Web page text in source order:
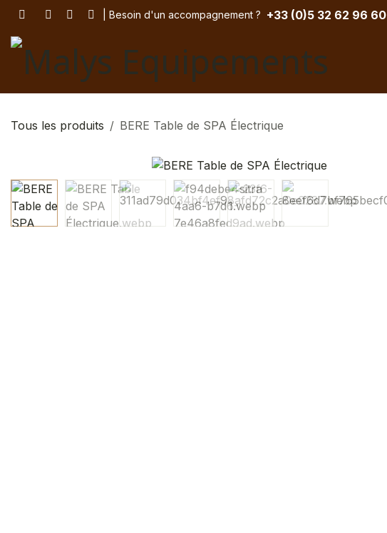
Se rendre au contenu| Besoin d'un accompagnement ? ​ +33 (0)5 32 62 96 60
Tous les produits BERE Table de SPA Électrique